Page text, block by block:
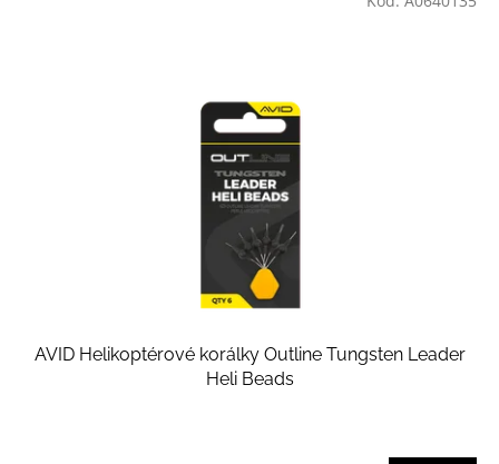
AVID Helikoptérové korálky Outline Tungsten Leader
Heli Beads